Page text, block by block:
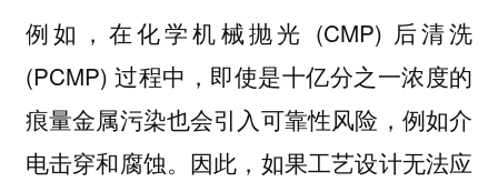
例如，在化学机械抛光 (CMP) 后清洗
(PCMP) 过程中，即使是十亿分之一浓度的
痕量金属污染也会引入可靠性风险，例如介
电击穿和腐蚀。因此，如果工艺设计无法应